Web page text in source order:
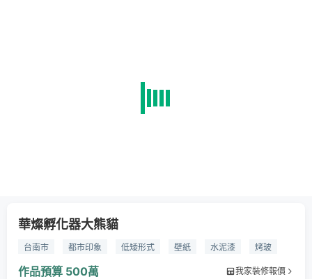
華燦孵化器大熊貓
台南市 都市印象 低矮形式 壁紙 水泥漆
烤玻
木作貼皮
石塑地板
作品預算 500萬 我家裝修報價